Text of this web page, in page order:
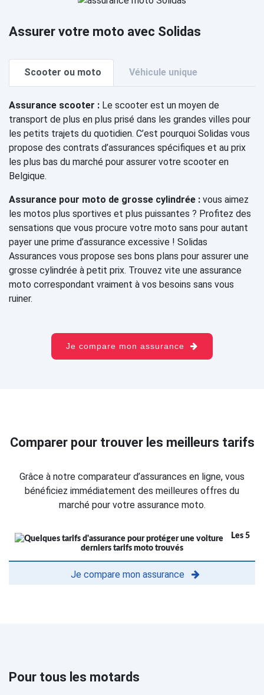
Assurer votre moto avec Solidas
Scooter ou moto Véhicule unique
Assurance scooter : Le scooter est un moyen de
transport de plus en plus prisé dans les grandes villes pour
les petits trajets du quotidien. C’est pourquoi Solidas vous
propose des contrats d’assurances spécifiques et au prix
les plus bas du marché pour assurer votre scooter en
Belgique.
Assurance pour moto de grosse cylindrée : vous aimez
les motos plus sportives et plus puissantes ? Profitez des
sensations que vous procure votre moto sans pour autant
payer une prime d’assurance excessive ! Solidas
Assurances vous propose ses bons plans pour assurer une
grosse cylindrée à petit prix. Trouvez vite une assurance
moto correspondant vraiment à vos besoins sans vous
ruiner.
Je compare mon assurance
Comparer pour trouver les meilleurs tarifs
Grâce à notre comparateur d’assurances en ligne, vous
bénéficiez immédiatement des meilleures offres du
marché pour votre assurance moto.
Les 5
derniers tarifs moto trouvés
Je compare mon assurance
Pour tous les motards